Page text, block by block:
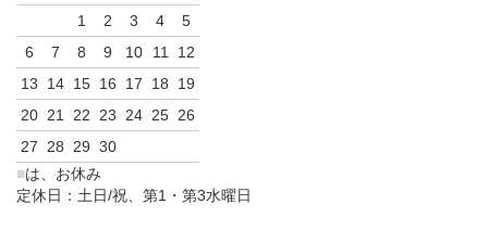
1
2 3 4
5
6
7 8 9 10 11
12
13
14 15 16 17 18
19
20 21 22 23 24 25 26
27 28 29 30
■は、お休み
定休日：土日/祝、第1・第3水曜日